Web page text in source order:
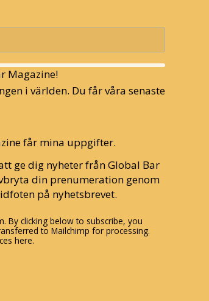
Magazine!
i världen. Du får våra senaste
får mina uppgifter.
ge dig nyheter från Global Bar
din prenumeration genom
på nyhetsbrevet.
By clicking below to subscribe, you
to Mailchimp for processing.
here.